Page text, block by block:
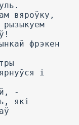
вяроўку,
фрэкен
і
-
які